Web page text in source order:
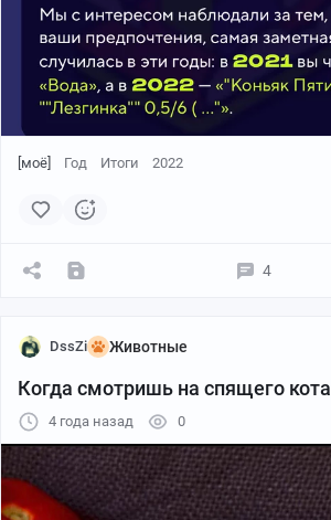
[моё] Год Итоги 2022
4
DssZi Животные
Когда смотришь на спящего кота
4 года назад 0